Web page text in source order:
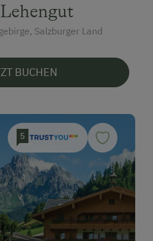
Salzburger Land
BUCHEN
5